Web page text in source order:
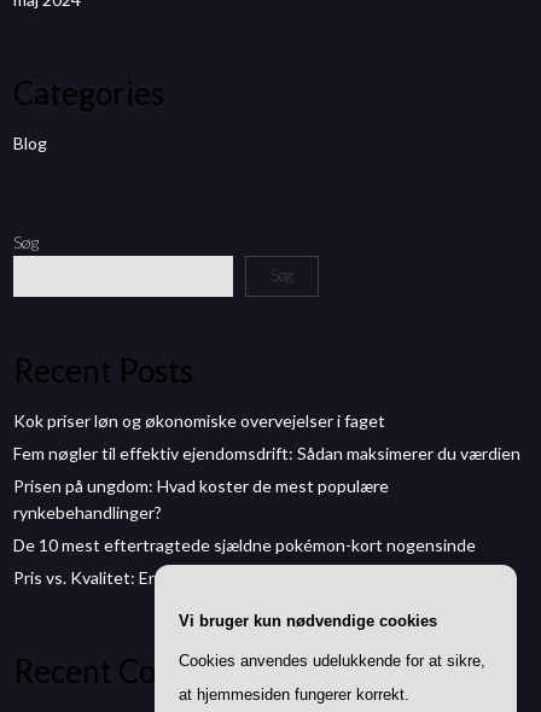
Categories
Blog
Søg
Søg
Recent Posts
Kok priser løn og økonomiske overvejelser i faget
Fem nøgler til effektiv ejendomsdrift: Sådan maksimerer du værdien
Prisen på ungdom: Hvad koster de mest populære
rynkebehandlinger?
De 10 mest eftertragtede sjældne pokémon-kort nogensinde
Pris vs. Kvalitet: Er dyre ai kurser altid de bedste?
Recent Comments
Vi bruger kun nødvendige cookies
Cookies anvendes udelukkende for at sikre,
at hjemmesiden fungerer korrekt.